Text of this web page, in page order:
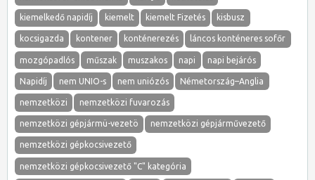
kiemelkedő napidíj kiemelt kiemelt Fizetés kisbusz
kocsigazda kontener konténerezés láncos konténeres sofőr
mozgópadlós műszak muszakos napi napi bejárós
Napidíj nem UNIO-s nem uniózós Németország–Anglia
nemzetközi nemzetközi fuvarozás
nemzetközi gépjármü-vezetö nemzetközi gépjárművezető
nemzetközi gépkocsivezető
nemzetközi gépkocsivezető "C" kategória